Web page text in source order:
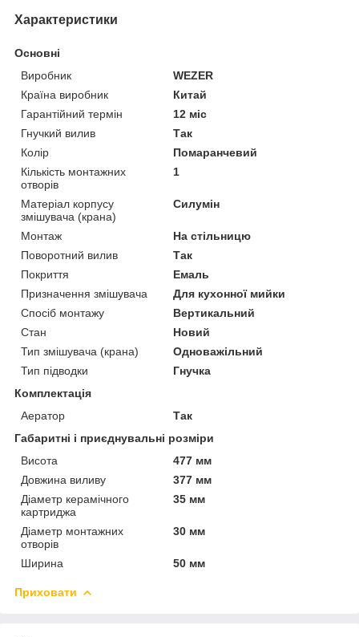
Характеристики
Основні
Виробник
WEZER
Країна виробник
Китай
Гарантійний термін
12 міс
Гнучкий вилив
Так
Колір
Помаранчевий
Кількість монтажних
отворів
1
Матеріал корпусу
змішувача (крана)
Силумін
Монтаж
На стільницю
Поворотний вилив
Так
Покриття
Емаль
Призначення змішувача
Для кухонної мийки
Спосіб монтажу
Вертикальний
Стан
Новий
Тип змішувача (крана)
Одноважільний
Тип підводки
Гнучка
Комплектація
Аератор
Так
Габаритні і приєднувальні розміри
Висота
477 мм
Довжина виливу
377 мм
Діаметр керамічного
картриджа
35 мм
Діаметр монтажних
отворів
30 мм
Ширина 50 мм
Приховати